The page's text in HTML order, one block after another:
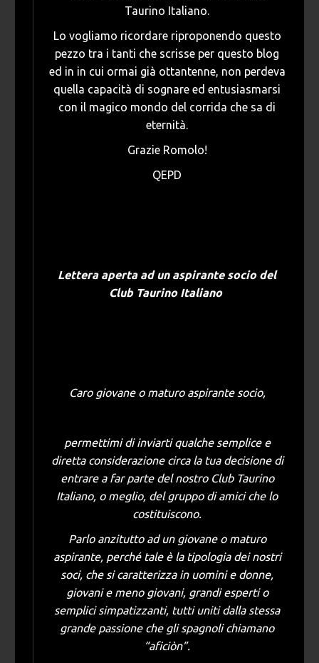
Taurino Italiano.
Lo vogliamo ricordare riproponendo questo
pezzo tra i tanti che scrisse per questo blog
ed in in cui ormai già ottantenne, non perdeva
quella capacità di sognare ed entusiasmarsi
con il magico mondo del corrida che sa di
eternità.
Grazie Romolo!
QEPD
Lettera aperta ad un aspirante socio del
Club Taurino Italiano
Caro giovane o maturo aspirante socio,
permettimi di inviarti qualche semplice e
diretta considerazione circa la tua decisione di
entrare a far parte del nostro Club Taurino
Italiano, o meglio, del gruppo di amici che lo
costituiscono.
Parlo anzitutto ad un giovane o maturo
aspirante, perché tale è la tipologia dei nostri
soci, che si caratterizza in uomini e donne,
giovani e meno giovani, grandi esperti o
semplici simpatizzanti, tutti uniti dalla stessa
grande passione che gli spagnoli chiamano
“aficiòn”.